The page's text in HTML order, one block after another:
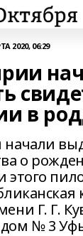
2020, 06:29
в
о
этого
Г. Г.
№ 3